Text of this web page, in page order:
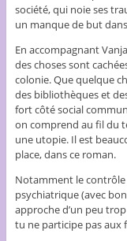
société, qui noie ses
un manque de but
En accompagnant
des choses sont
colonie. Que quelque
des bibliothèques et
fort côté social
on comprend au fil du
une utopie. Il est
place, dans ce roman.
Notamment le
psychiatrique (avec
approche d’un peu
tu ne participe pas aux